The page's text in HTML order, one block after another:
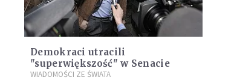
Demokraci utracili
"superwiększość" w Senacie
WIADOMOŚCI ZE ŚWIATA